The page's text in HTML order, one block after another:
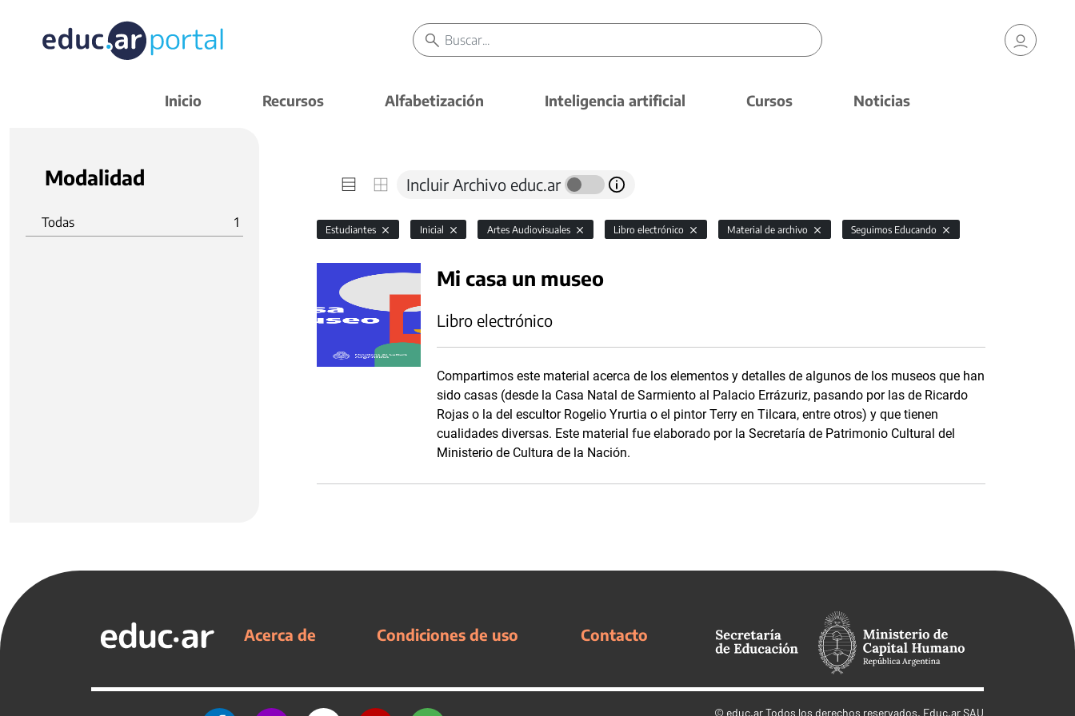
Inicio Recursos Alfabetización Inteligencia artificial Cursos Noticias
Modalidad
Todas 1
Incluir Archivo educ.ar
Estudiantes Inicial Artes Audiovisuales Libro electrónico Material de archivo Seguimos Educando
Mi casa un museo
Libro electrónico
Compartimos este material acerca de los elementos y detalles de algunos de los museos que han
sido casas (desde la Casa Natal de Sarmiento al Palacio Errázuriz, pasando por las de Ricardo
Rojas o la del escultor Rogelio Yrurtia o el pintor Terry en Tilcara, entre otros) y que tienen
cualidades diversas. Este material fue elaborado por la Secretaría de Patrimonio Cultural del
Ministerio de Cultura de la Nación.
Acerca de Condiciones de uso Contacto
© educ.arTodos los derechos reservados. Educ.ar SAU